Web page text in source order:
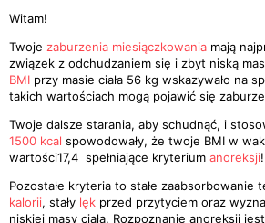
Witam!
Twoje zaburzenia miesiączkowania mają
związek z odchudzaniem się i zbyt niską
BMI przy masie ciała 56 kg wskazywało na
takich wartościach mogą pojawić się
Twoje dalsze starania, aby schudnąć, i
1500 kcal spowodowały, że twoje BMI w
wartości17,4 spełniające kryterium anoreksji!
Pozostałe kryteria to stałe zaabsorbowanie
kalorii, stały lęk przed przytyciem oraz
niskiej masy ciała. Rozpoznanie anoreksji